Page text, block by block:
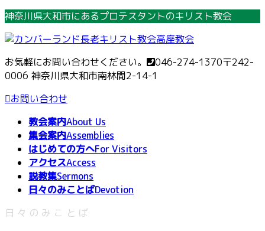
コ
テ
ン
ツ
へ
ス
ナ
ゲ
ー
シ
ョ
ン
神奈川県大和市にあるプロテスタントのキリスト教会
お気軽にお問い合わせください。 046-274-1370〒242-
0006 神奈川県大和市南林間2-14-1
お問い合わせ
教会案内About Us
集会案内Assemblies
はじめての方へFor Visitors
アクセスAccess
説教集Sermons
日々のみことばDevotion
日々のみことば